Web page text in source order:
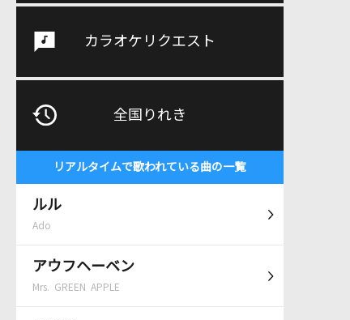
カラオケリクエスト
全国りれき
リアルタイムで歌われている曲の一覧
ルル
Ado
アウフヘーベン
Mrs. GREEN APPLE